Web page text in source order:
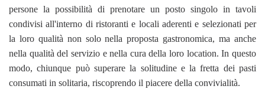
persone la possibilità di prenotare un posto singolo in tavoli
condivisi all'interno di ristoranti e locali aderenti e selezionati per
la loro qualità non solo nella proposta gastronomica, ma anche
nella qualità del servizio e nella cura della loro location. In questo
modo, chiunque può superare la solitudine e la fretta dei pasti
consumati in solitaria, riscoprendo il piacere della convivialità.